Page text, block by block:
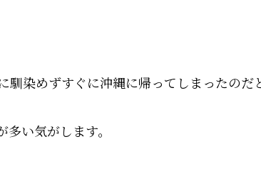
染めずすぐに沖縄に帰ってしまったのだ
い気がします。